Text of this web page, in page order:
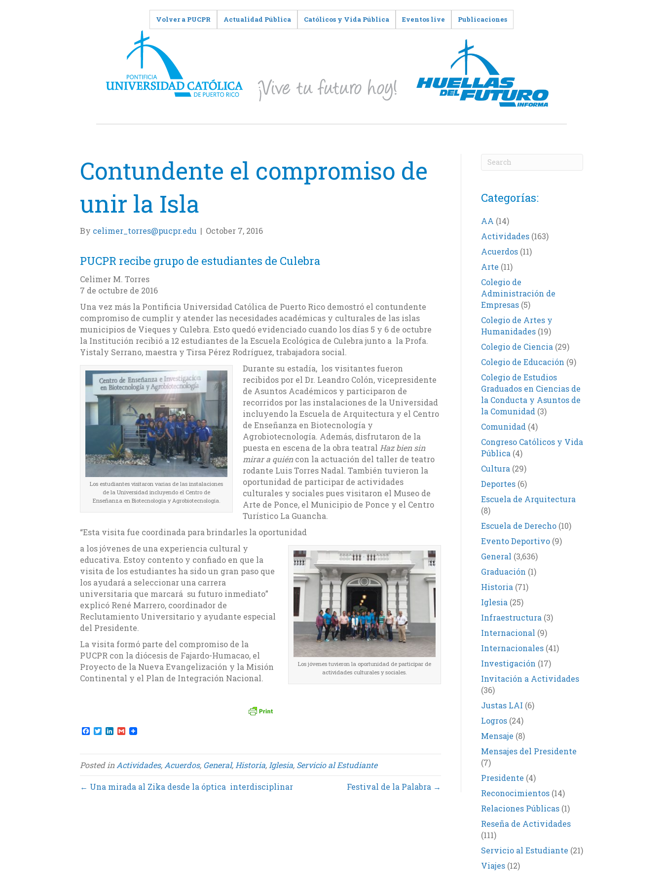
Volver a PUCPR Actualidad Pública Católicos y Vida Pública Eventos live Publicaciones
Contundente el compromiso de
unir la Isla
By celimer_torres@pucpr.edu | October 7, 2016
PUCPR recibe grupo de estudiantes de Culebra
Celimer M. Torres
7 de octubre de 2016
Una vez más la Pontificia Universidad Católica de Puerto Rico demostró el contundente
compromiso de cumplir y atender las necesidades académicas y culturales de las islas
municipios de Vieques y Culebra. Esto quedó evidenciado cuando los días 5 y 6 de octubre
la Institución recibió a 12 estudiantes de la Escuela Ecológica de Culebra junto a la Profa.
Yistaly Serrano, maestra y Tirsa Pérez Rodríguez, trabajadora social.
Los estudiantes visitaron varias de las instalaciones
de la Universidad incluyendo el Centro de
Enseñanza en Biotecnología y Agrobiotecnología.
Durante su estadía, los visitantes fueron
recibidos por el Dr. Leandro Colón, vicepresidente
de Asuntos Académicos y participaron de
recorridos por las instalaciones de la Universidad
incluyendo la Escuela de Arquitectura y el Centro
de Enseñanza en Biotecnología y
Agrobiotecnología. Además, disfrutaron de la
puesta en escena de la obra teatral Haz bien sin
mirar a quiéncon la actuación del taller de teatro
rodante Luis Torres Nadal. También tuvieron la
oportunidad de participar de actividades
culturales y sociales pues visitaron el Museo de
Arte de Ponce, el Municipio de Ponce y el Centro
Turístico La Guancha.
“Esta visita fue coordinada para brindarles la oportunidad
Los jóvenes tuvieron la oportunidad de participar de
actividades culturales y sociales.
a los jóvenes de una experiencia cultural y
educativa. Estoy contento y confiado en que la
visita de los estudiantes ha sido un gran paso que
los ayudará a seleccionar una carrera
universitaria que marcará su futuro inmediato”
explicó René Marrero, coordinador de
Reclutamiento Universitario y ayudante especial
del Presidente.
La visita formó parte del compromiso de la
PUCPR con la diócesis de Fajardo-Humacao, el
Proyecto de la Nueva Evangelización y la Misión
Continental y el Plan de Integración Nacional.
F
a
e
b
o
o
k
T
w
t
t
e
r
L
k
e
d
I
n
G
m
i
l
Posted inActividades, Acuerdos, General, Historia, Iglesia, Servicio al Estudiante
← Una mirada al Zika desde la óptica interdisciplinar Festival de la Palabra →
Categorías:
AA (14)
Actividades(163)
Acuerdos(11)
Arte (11)
Colegio de
Administración de
Empresas(5)
Colegio de Artes y
Humanidades(19)
Colegio de Ciencia (29)
Colegio de Educación (9)
Colegio de Estudios
Graduados en Ciencias de
la Conducta y Asuntos de
la Comunidad (3)
Comunidad (4)
Congreso Católicos y Vida
Pública (4)
Cultura (29)
Deportes(6)
Escuela de Arquitectura
(8)
Escuela de Derecho(10)
Evento Deportivo(9)
General (3,636)
Graduación (1)
Historia (71)
Iglesia (25)
Infraestructura (3)
Internacional (9)
Internacionales(41)
Investigación (17)
Invitación a Actividades
(36)
Justas LAI (6)
Logros(24)
Mensaje (8)
Mensajes del Presidente
(7)
Presidente (4)
Reconocimientos(14)
Relaciones Públicas(1)
Reseña de Actividades
(111)
Servicio al Estudiante (21)
Viajes(12)